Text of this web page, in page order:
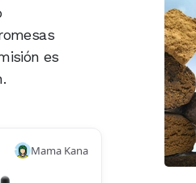
es
Mama Kana